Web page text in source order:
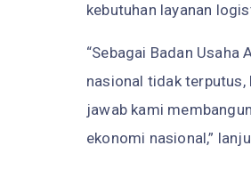
kebutuhan layanan
“Sebagai Badan
nasional tidak terputus,
jawab kami
ekonomi nasional,”